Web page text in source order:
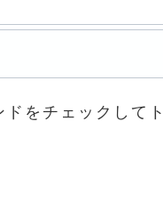
ドをチェックして